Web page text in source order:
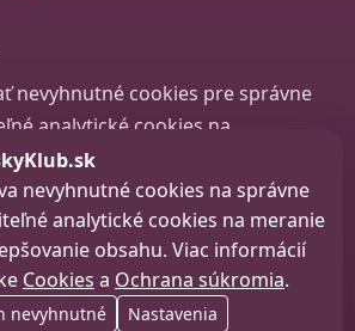
nevyhnutné cookies pre správne
analytické cookies na
a používateľskej skúsenosti.
2026 zenskyklub.sk
webu a SEO –Consultee, s.r.o.
nevyhnutné cookies na správne
analytické cookies na meranie
obsahu. Viac informácií
Cookies a Ochrana súkromia.
nevyhnutné Nastavenia